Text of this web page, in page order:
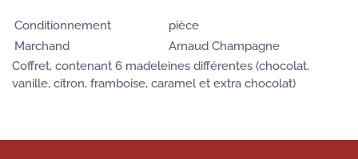
Conditionnement
pièce
Marchand
Arnaud Champagne
Coffret, contenant 6 madeleines différentes (chocolat,
vanille, citron, framboise, caramel et extra chocolat)